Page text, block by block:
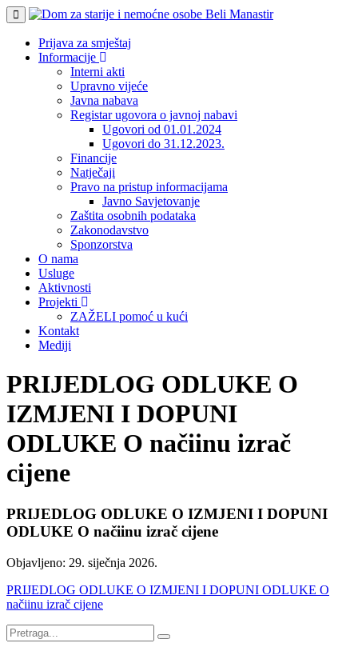
Prijava za smještaj
Informacije
Interni akti
Upravno vijeće
Javna nabava
Registar ugovora o javnoj nabavi
Ugovori od 01.01.2024
Ugovori do 31.12.2023.
Financije
Natječaji
Pravo na pristup informacijama
Javno Savjetovanje
Zaštita osobnih podataka
Zakonodavstvo
Sponzorstva
O nama
Usluge
Aktivnosti
Projekti
ZAŽELI pomoć u kući
Kontakt
Mediji
PRIJEDLOG ODLUKE O
IZMJENI I DOPUNI
ODLUKE O načiinu izrač
cijene
PRIJEDLOG ODLUKE O IZMJENI I DOPUNI
ODLUKE O načiinu izrač cijene
Objavljeno: 29. siječnja 2026.
PRIJEDLOG ODLUKE O IZMJENI I DOPUNI ODLUKE O
načiinu izrač cijene